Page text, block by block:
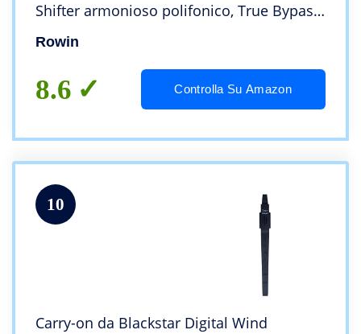
Shifter armonioso polifonico, True Bypass,
per chitarra elettrica e basso
Rowin
8.6 Controlla Su Amazon
10
Carry-on da Blackstar Digital Wind